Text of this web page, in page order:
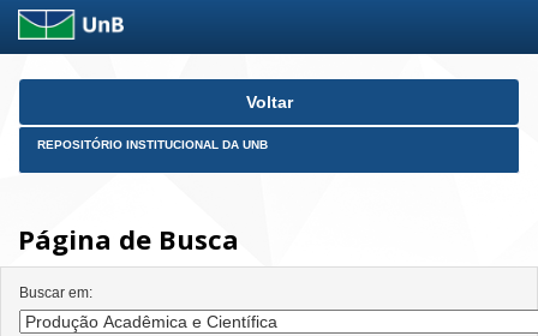
Skip
Voltar
REPOSITÓRIO INSTITUCIONAL DA UNB
Página de Busca
Buscar em: